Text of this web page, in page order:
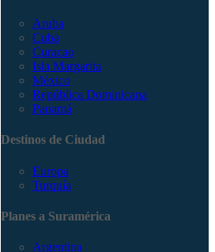
Aruba
Cuba
Curacao
Isla Margarita
México
República Dominicana
Panamá
Destinos de Ciudad
Europa
Turquía
Planes a Suramérica
Argentina